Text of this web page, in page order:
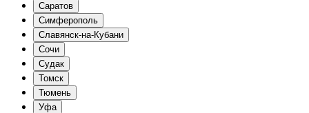
Саратов
Симферополь
Славянск-на-Кубани
Сочи
Судак
Томск
Тюмень
Уфа